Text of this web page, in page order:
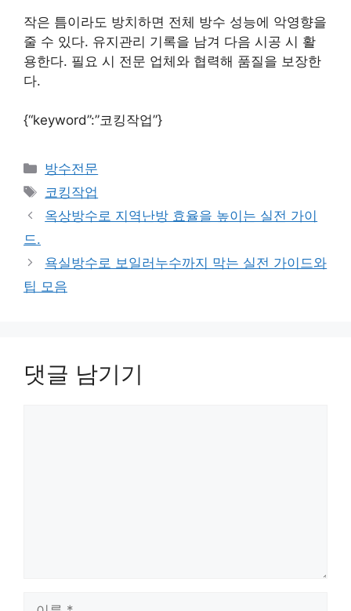
작은 틈이라도 방치하면 전체 방수 성능에 악영향을
줄 수 있다. 유지관리 기록을 남겨 다음 시공 시 활
용한다. 필요 시 전문 업체와 협력해 품질을 보장한
다.
{“keyword”:”코킹작업”}
카
테
리
방수전문
태
그
코킹작업
옥상방수로 지역난방 효율을 높이는 실전 가이
드.
욕실방수로 보일러누수까지 막는 실전 가이드와
팁 모음
댓글 남기기